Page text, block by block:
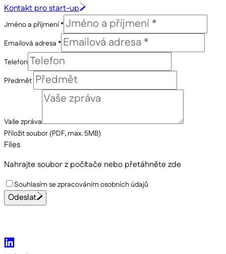
Kontakt pro start-up
Jméno a příjmení *
Emailová adresa *
Telefon
Předmět
Vaše zpráva
Přiložit soubor (PDF, max. 5MB)
Files
Nahrajte soubor z počítače nebo přetáhněte zde
Souhlasím se zpracováním osobních údajů
Odeslat